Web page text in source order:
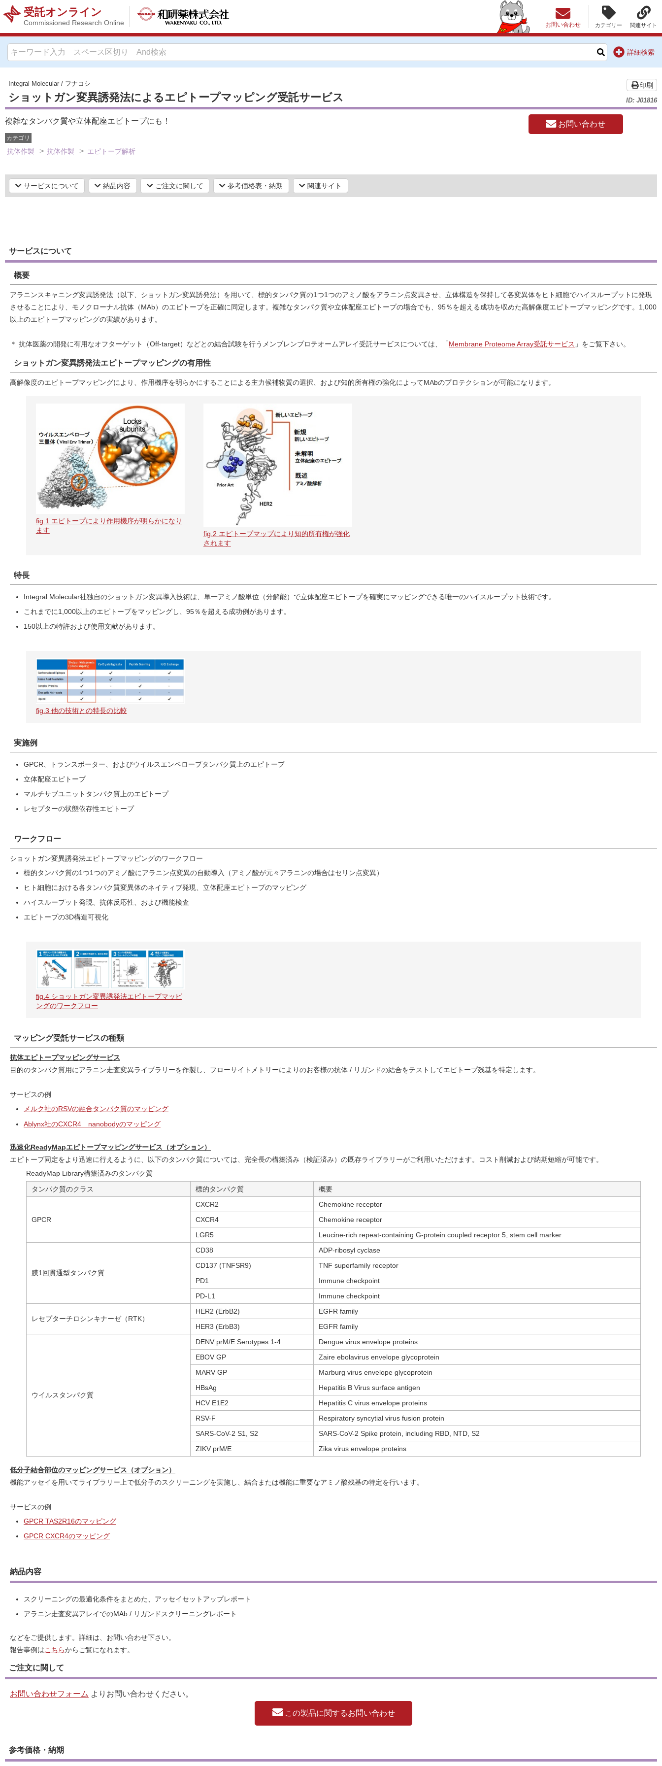
受託オンライン
Commissioned Research Online カテゴリー 関連サイト
お問い合わせ
詳細検索
Integral Molecular/ フナコシ
ショットガン変異誘発法によるエピトープマッピング受託サービス ID: J01816
印刷
複雑なタンパク質や立体配座エピトープにも！ お問い合わせ
カテゴリ
抗体作製 抗体作製 エピトープ解析
サービスについて 納品内容 ご注文に関して 参考価格表・納期 関連サイト
サービスについて
概要
アラニンスキャニング変異誘発法（以下、ショットガン変異誘発法）を用いて、標的タンパク質の1つ1つのアミノ酸をアラニン点変異させ、立体構造を保持して各変異体をヒト細胞でハイスループットに発現
させることにより、モノクローナル抗体（MAb）のエピトープを正確に同定します。複雑なタンパク質や立体配座エピトープの場合でも、95％を超える成功を収めた高解像度エピトープマッピングです。1,000
以上のエピトープマッピングの実績があります。
＊ 抗体医薬の開発に有用なオフターゲット（Off-target）などとの結合試験を行うメンブレンプロテオームアレイ受託サービスについては、「Membrane Proteome Array受託サービス 」をご覧下さい。
ショットガン変異誘発法エピトープマッピングの有用性
高解像度のエピトープマッピングにより、作用機序を明らかにすることによる主力候補物質の選択、および知的所有権の強化によってMAbのプロテクションが可能になります。
fig.1 エピトープにより作用機序が明らかになり
ます
fig.2 エピトープマップにより知的所有権が強化
されます
特長
Integral Molecular社独自のショットガン変異導入技術は、単一アミノ酸単位（分解能）で立体配座エピトープを確実にマッピングできる唯一のハイスループット技術です。
これまでに1,000以上のエピトープをマッピングし、95％を超える成功例があります。
150以上の特許および使用文献があります。
fig.3 他の技術との特長の比較
実施例
GPCR、トランスポーター、およびウイルスエンベロープタンパク質上のエピトープ
立体配座エピトープ
マルチサブユニットタンパク質上のエピトープ
レセプターの状態依存性エピトープ
ワークフロー
ショットガン変異誘発法エピトープマッピングのワークフロー
標的タンパク質の1つ1つのアミノ酸にアラニン点変異の自動導入（アミノ酸が元々アラニンの場合はセリン点変異）
ヒト細胞における各タンパク質変異体のネイティブ発現、立体配座エピトープのマッピング
ハイスループット発現、抗体反応性、および機能検査
エピトープの3D構造可視化
fig.4 ショットガン変異誘発法エピトープマッピ
ングのワークフロー
マッピング受託サービスの種類
抗体エピトープマッピングサービス
目的のタンパク質用にアラニン走査変異ライブラリーを作製し、フローサイトメトリーによりのお客様の抗体 / リガンドの結合をテストしてエピトープ残基を特定します。
サービスの例
メルク社のRSVの融合タンパク質のマッピング
Ablynx社のCXCR4 nanobodyのマッピング
迅速化ReadyMapエピトープマッピングサービス（オプション）
エピトープ同定をより迅速に行えるように、以下のタンパク質については、完全長の構築済み（検証済み）の既存ライブラリーがご利用いただけます。コスト削減および納期短縮が可能です。
ReadyMap Library構築済みのタンパク質
タンパク質のクラス
標的タンパク質 概要
GPCR
CXCR2
Chemokine receptor
CXCR4
Chemokine receptor
LGR5
Leucine-rich repeat-containing G-protein coupled receptor 5, stem cell marker
膜1回貫通型タンパク質
CD38
ADP-ribosyl cyclase
CD137 (TNFSR9)
TNF superfamily receptor
PD1
Immune checkpoint
PD-L1
Immune checkpoint
レセプターチロシンキナーゼ（RTK）
HER2 (ErbB2)
EGFR family
HER3 (ErbB3)
EGFR family
ウイルスタンパク質
DENV prM/E Serotypes 1-4
Dengue virus envelope proteins
EBOV GP
Zaire ebolavirus envelope glycoprotein
MARV GP
Marburg virus envelope glycoprotein
HBsAg
Hepatitis B Virus surface antigen
HCV E1E2
Hepatitis C virus envelope proteins
RSV-F
Respiratory syncytial virus fusion protein
SARS-CoV-2 S1, S2
SARS-CoV-2 Spike protein, including RBD, NTD, S2
ZIKV prM/E
Zika virus envelope proteins
低分子結合部位のマッピングサービス（オプション）
機能アッセイを用いてライブラリー上で低分子のスクリーニングを実施し、結合または機能に重要なアミノ酸残基の特定を行います。
サービスの例
GPCR TAS2R16のマッピング
GPCR CXCR4のマッピング
納品内容
スクリーニングの最適化条件をまとめた、アッセイセットアップレポート
アラニン走査変異アレイでのMAb / リガンドスクリーニングレポート
などをご提供します。詳細は、お問い合わせ下さい。
報告事例はこちらからご覧になれます。
ご注文に関して
お問い合わせフォーム よりお問い合わせください。
この製品に関するお問い合わせ
参考価格・納期